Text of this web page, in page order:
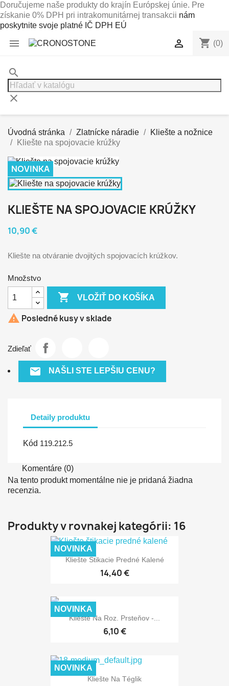
Doručujeme naše produkty do krajín Európskej únie. Pre
získanie 0% DPH pri intrakomunitárnej transakcii nám
poskytnite svoje platné IČ DPH EÚ
 shopping_cart (0)

search
clear
Úvodná stránka Zlatnícke náradie
Kliešte a nožnice
Kliešte na spojovacie krúžky
NOVINKA
KLIEŠTE NA SPOJOVACIE KRÚŽKY
10,90 €
Kliešte na otváranie dvojitých spojovacích krúžkov.
Množstvo
 VLOŽIŤ DO KOŠÍKA
 Posledné kusy v sklade
Zdieľať
 NAŠLI STE LEPŠIU CENU?
Detaily produktu
Kód 119.212.5
Komentáre (0)
Na tento produkt momentálne nie je pridaná žiadna
recenzia.
Produkty v rovnakej kategórii: 16
Kliešte Štikacie Predné Kalené
14,40 €
NOVINKA
Kliešte Na Roz. Prsteňov -...
6,10 €
NOVINKA
Kliešte Na Téglik
NOVINKA